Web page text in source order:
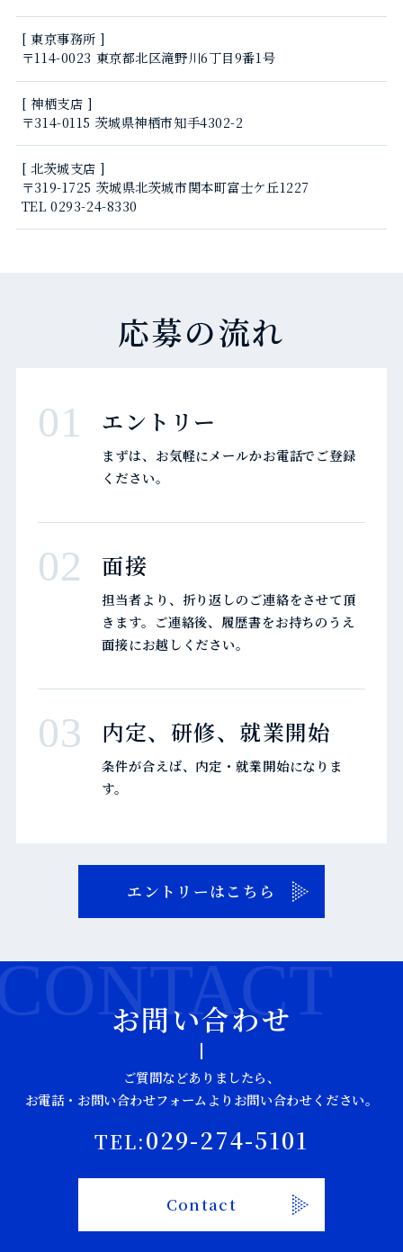
[ 東京事務所 ]
〒114-0023 東京都北区滝野川6丁目9番1号
[ 神栖支店 ]
〒314-0115 茨城県神栖市知手4302-2
[ 北茨城支店 ]
〒319-1725 茨城県北茨城市関本町富士ケ丘1227
TEL 0293-24-8330
応募の流れ
01 エントリー
まずは、お気軽にメールかお電話でご登録
ください。
02 面接
担当者より、折り返しのご連絡をさせて頂
きます。ご連絡後、履歴書をお持ちのうえ
面接にお越しください。
03 内定、研修、就業開始
条件が合えば、内定・就業開始になりま
す。
エントリーはこちら
お問い合わせ
ご質問などありましたら、
お電話・お問い合わせフォームよりお問い合わせください。
TEL:029-274-5101
Contact